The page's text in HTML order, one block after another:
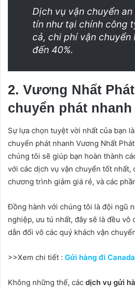
Dịch vụ vận chuyển an
tín như tại chính công
cả, chi phí vận chuyển
đến 40%.
2. Vương Nhất
chuyển phát
Sự lựa chọn tuyệt vời nhất của bạn
chuyển phát nhanh Vương Nhất
chúng tôi sẽ giúp bạn hoàn thành
với các dịch vụ vận chuyển tốt nhất,
chương trình giảm giá rẻ, và các
Đồng hành với chúng tôi là đội ngũ
nghiệp, ưu tú nhất, đây sẽ là đều vô
dẫn đối vô các quý khách vận
>>Xem chi tiết : Gửi hàng đi Canada
Không những thế, các dịch vụ gửi